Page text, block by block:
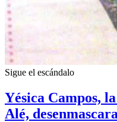
Sigue el escándalo
Yésica Campos,
Alé,